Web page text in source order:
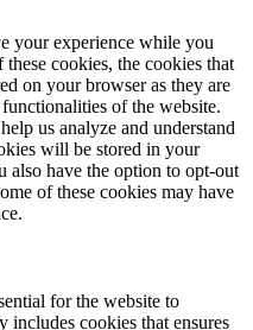
your experience while you
cookies, the cookies that
on your browser as they are
of the website.
us analyze and understand
will be stored in your
also have the option to opt-out
of these cookies may have
for the website to
cookies that ensures